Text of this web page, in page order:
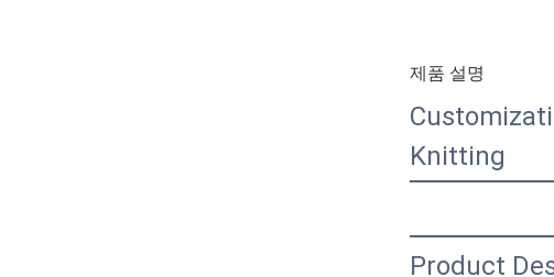
제품 설명
Knitting
Product